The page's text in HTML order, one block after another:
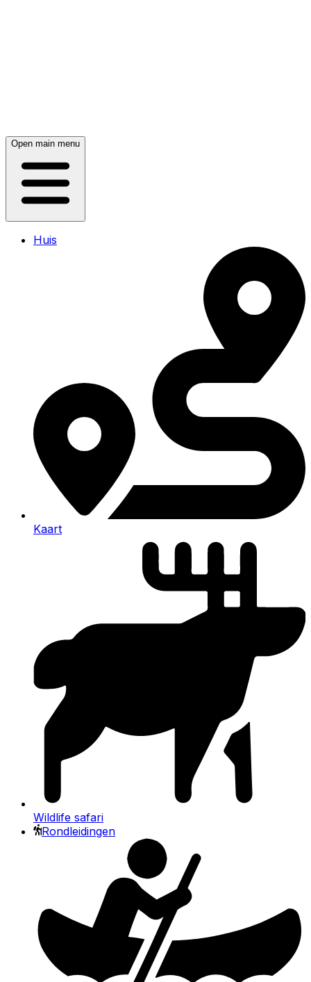
Open main menu
Huis
Kaart
Wildlife safari
Rondleidingen